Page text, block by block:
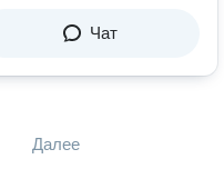
Чат
Далее